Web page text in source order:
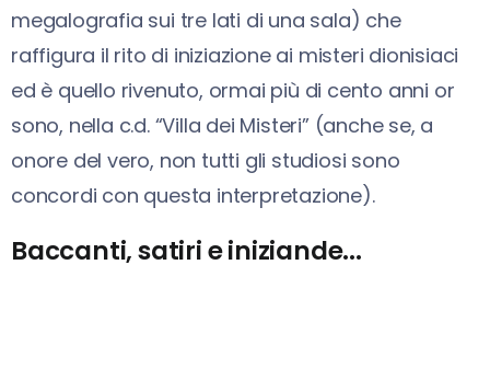
megalografia sui tre lati di una sala) che
raffigura il rito di iniziazione ai misteri dionisiaci
ed è quello rivenuto, ormai più di cento anni or
sono, nella c.d. “Villa dei Misteri” (anche se, a
onore del vero, non tutti gli studiosi sono
concordi con questa interpretazione).
Baccanti, satiri e iniziande...